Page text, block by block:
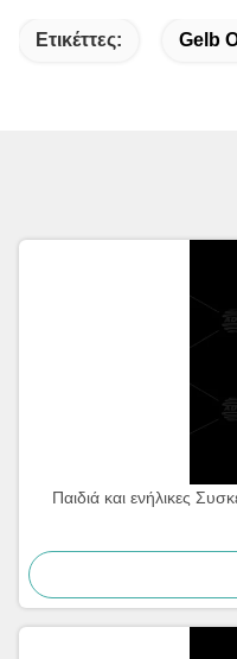
Ετικέττες: Gelb
Παιδιά και ενήλικες